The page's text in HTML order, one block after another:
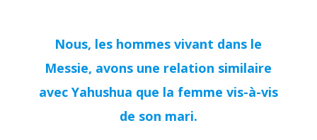
Nous, les hommes vivant dans le
Messie, avons une relation similaire
avec Yahushua que la femme vis-à-vis
de son mari.